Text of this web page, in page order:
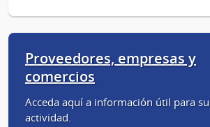
Proveedores, empresas y
comercios
Acceda aquí a información útil para su
actividad.